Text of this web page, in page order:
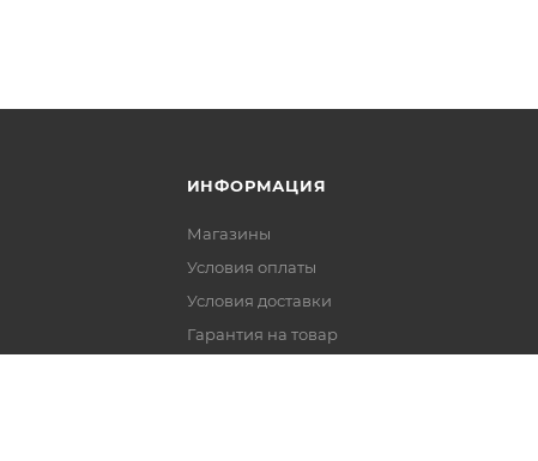
ИНФОРМАЦИЯ
Магазины
Условия оплаты
Условия доставки
Гарантия на товар